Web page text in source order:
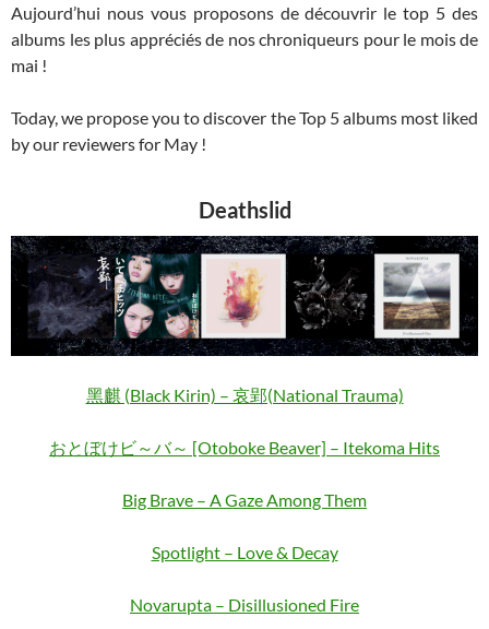
Aujourd’hui nous vous proposons de découvrir le top 5 des
albums les plus appréciés de nos chroniqueurs pour le mois de
mai !
Today, we propose you to discover the Top 5 albums most liked
by our reviewers for May !
Deathslid
黑麒 (Black Kirin) – 哀郢(National Trauma)
おとぼけビ～バ～ [Otoboke Beaver] – Itekoma Hits
Big Brave – A Gaze Among Them
Spotlight – Love & Decay
Novarupta – Disillusioned Fire